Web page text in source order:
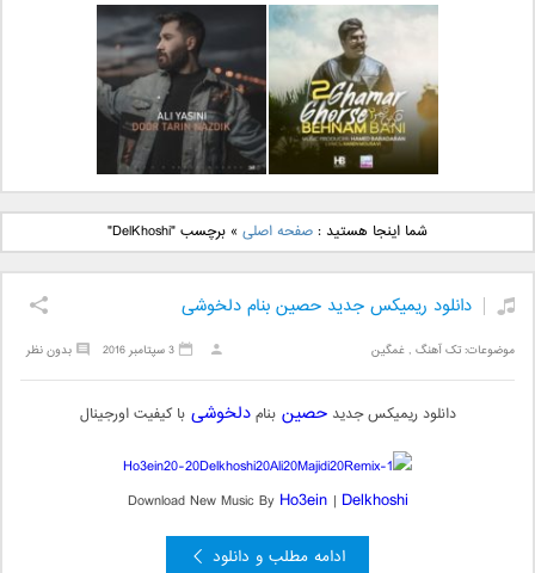
دانلود آهنگ جدید مهدی
یراحی بنام اسرار
دانلود آهنگ جدید فرزاد
فرزین بنام آتیش
دانلود آهنگ جدید بهنام
بانی بنام قرص قمر 2
دانلود آهنگ جدید علی
یاسینی بنام دورترین نزدیک
شما اینجا هستید :صفحه اصلی »برچسب "DelKhoshi"
دانلود ریمیکس جدید حصین بنام دلخوشی
موضوعات:تک آهنگ ,غمگین بدون نظر 3 سپتامبر 2016
دانلود ریمیکس جدیدحصینبنامدلخوشیبا کیفیت اورجینال
Download New Music By Ho3ein | Delkhoshi
ادامه مطلب و دانلود